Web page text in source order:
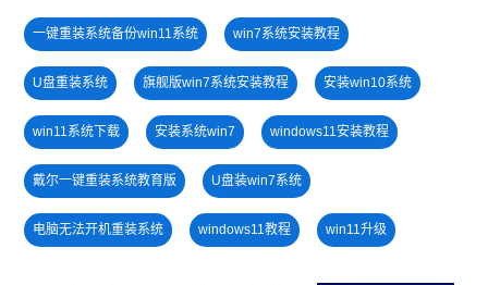
一键重装系统备份win11系统 win7系统安装教程
U盘重装系统 旗舰版win7系统安装教程 安装win10系统
win11系统下载 安装系统win7 windows11安装教程
戴尔一键重装系统教育版 U盘装win7系统
电脑无法开机重装系统 windows11教程 win11升级